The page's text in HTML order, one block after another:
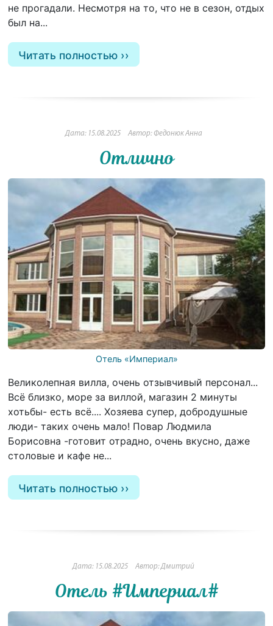
не прогадали. Несмотря на то, что не в сезон, отдых
был на...
Читать полностью
Дата: 15.08.2025 Автор: Федонюк Анна
Отлично
Отель «Империал»
Великолепная вилла, очень отзывчивый персонал...
Всё близко, море за виллой, магазин 2 минуты
хотьбы- есть всё.... Хозяева супер, добродушные
люди- таких очень мало! Повар Людмила
Борисовна -готовит отрадно, очень вкусно, даже
столовые и кафе не...
Читать полностью
Дата: 15.08.2025 Автор: Дмитрий
Отель #Империал#